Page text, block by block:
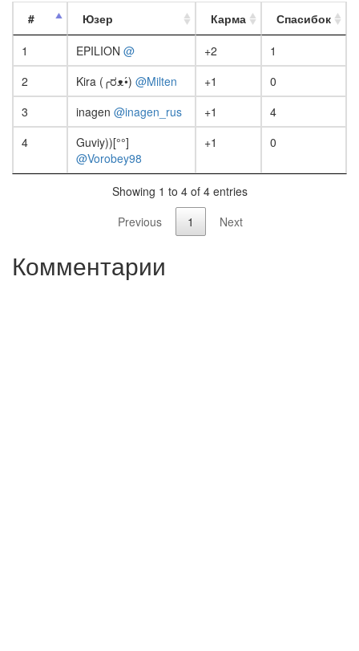
#
Юзер Карма
Спасибок
1
EPILION @ +2
1
2
Kira (╭ರᴥ•́) @Milten +1
0
3
inagen @inagen_rus +1
4
4
Guviy))[°°]
@Vorobey98
+1 0
Showing 1 to 4 of 4 entries
Previous
1 Next
Комментарии